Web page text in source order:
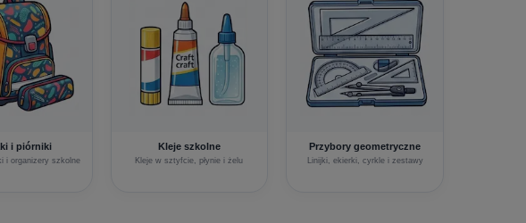
i piórniki
i organizery szkolne
Kleje szkolne
Kleje w sztyfcie, płynie i żelu
Przybory geometryczne
Linijki, ekierki, cyrkle i zestawy